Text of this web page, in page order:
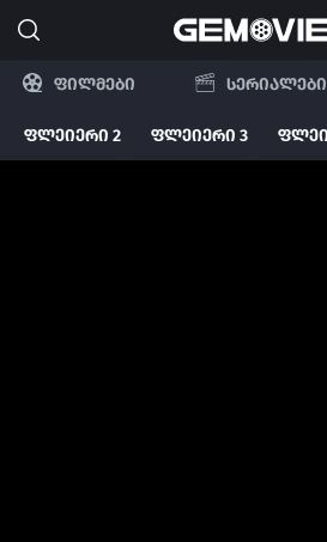
ფილმები სერიალები
ფლეიერი 2 ფლეიერი 3